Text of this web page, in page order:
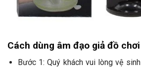
Cách dùng âm đạo giả đồ
Bước 1: Quý khách vui lòng vệ